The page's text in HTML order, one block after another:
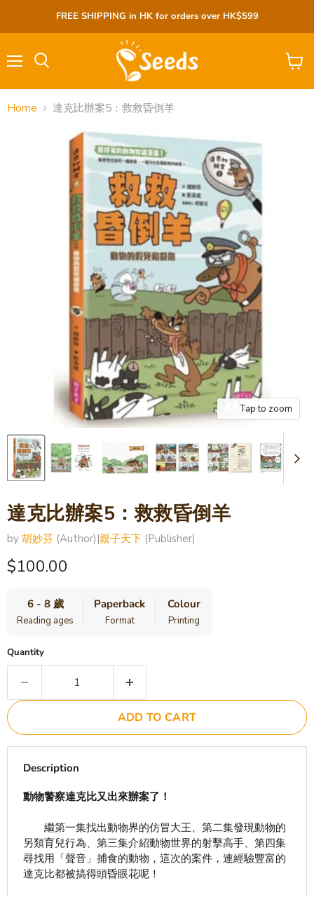
FREE SHIPPING in HK for orders over HK$599
View
Home 達克比辦案5：救救昏倒羊
Tap to zoom
達克比辦案5：救救昏倒羊
by 胡妙芬 (Author) |親子天下 (Publisher)
Current price
$100.00
6 - 8 歲
Reading ages
Paperback
Format
Colour
Printing
Quantity
ADD TO CART
Description
動物警察達克比又出來辦案了！
繼第一集找出動物界的仿冒大王、第二集發現動物的
另類育兒行為、第三集介紹動物世界的射擊高手、第四集
尋找用「聲音」捕食的動物，這次的案件，連經驗豐富的
達克比都被搞得頭昏眼花呢！